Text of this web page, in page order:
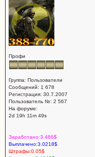
Профи
Группа: Пользователи
Сообщений: 1 678
Регистрация: 30.7.2007
Пользователь №: 2 567
На форуме:
2d 19h 11m 49s
Заработано:3.486$
Выплачено:3.0218$
Штрафы:0.05$